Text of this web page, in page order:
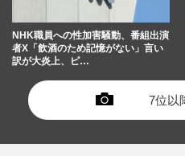
NHK職員への性加害騒動、番組出演
者X「飲酒のため記憶がない」言い
訳が大炎上、ピ…
7位以